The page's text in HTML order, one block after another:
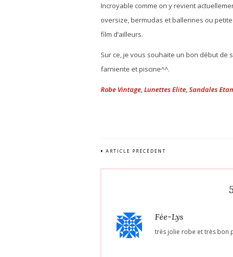
Incroyable comme on y revient
oversize, bermudas et ballerines ou
film d’ailleurs.
Sur ce, je vous souhaite un bon début de
farniente et piscine^^.
Robe Vintage, Lunettes Elite, Sandales
ARTICLE PRÉCÉDENT
Fée-Lys
très jolie robe et très bon